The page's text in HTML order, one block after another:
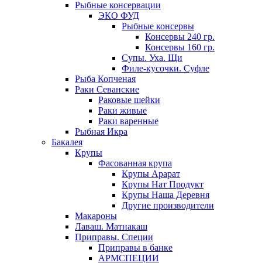
Рыбные консервации
ЭКО ФУД
Рыбные консервы
Консервы 240 гр.
Консервы 160 гр.
Супы. Уха. Щи
Филе-кусочки. Суфле
Рыба Копченая
Раки Севанские
Раковые шейки
Раки живые
Раки варенные
Рыбная Икра
Бакалея
Крупы
Фасованная крупа
Крупы Арарат
Крупы Нат Продукт
Крупы Наша Деревня
Другие производители
Макароны
Лаваш. Матнакаш
Приправы. Специи
Приправы в банке
АРМСПЕЦИИ